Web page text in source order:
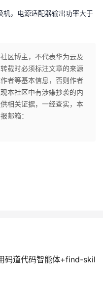
机，电源适配器输出功率大于
区博主，不代表华为云及
载时必须标注文章的来源
者等基本信息，否则作者
本社区中有涉嫌抄袭的内
相关证据，一经查实，本
邮箱：
道代码智能体+find-skil